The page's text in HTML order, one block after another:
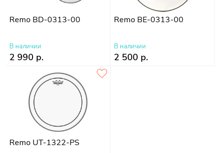
Remo BD-0313-00
В наличии
2 990 р.
Remo BE-0313-00
В наличии
2 500 р.
Remo UT-1322-PS